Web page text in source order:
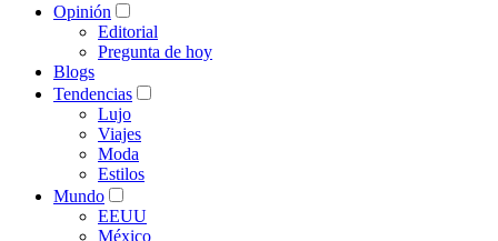
Opinión
Editorial
Pregunta de hoy
Blogs
Tendencias
Lujo
Viajes
Moda
Estilos
Mundo
EEUU
México